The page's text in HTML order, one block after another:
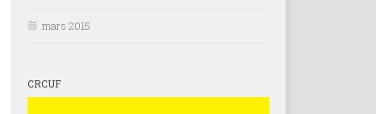
mars 2015
CRCUF